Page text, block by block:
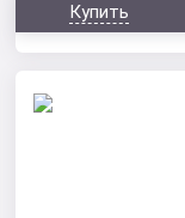
Купить